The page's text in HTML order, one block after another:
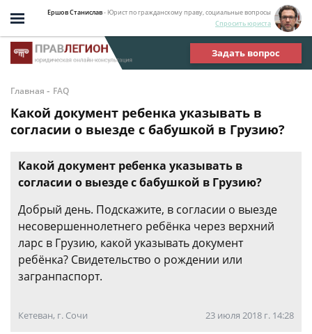
Ершов Станислав- Юрист по гражданскому праву, социальные вопросы
Спросить юриста
Задать вопрос
Главная - FAQ
Какой документ ребенка указывать в
согласии о выезде с бабушкой в Грузию?
Какой документ ребенка указывать в
согласии о выезде с бабушкой в Грузию?
Добрый день. Подскажите, в согласии о выезде
несовершеннолетнего ребёнка через верхний
ларс в Грузию, какой указывать документ
ребёнка? Свидетельство о рождении или
загранпаспорт.
Кетеван, г. Сочи 23 июля 2018 г. 14:28